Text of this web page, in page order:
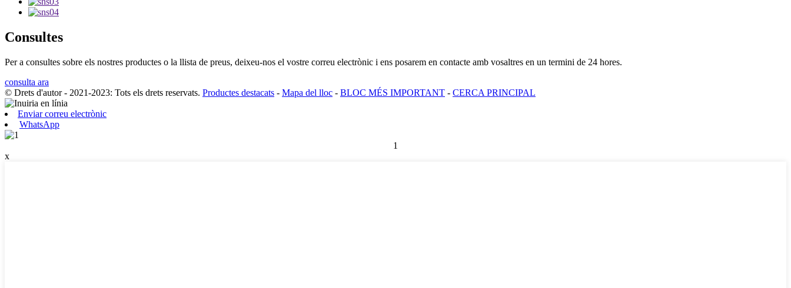
Consultes
Per a consultes sobre els nostres productes o la llista de preus, deixeu-nos el vostre correu electrònic i ens posarem en contacte amb vosaltres en un termini de 24 hores.
consulta ara
© Drets d'autor - 2021-2023: Tots els drets reservats. Productes destacats - Mapa del lloc - BLOC MÉS IMPORTANT - CERCA PRINCIPAL
Enviar correu electrònic
WhatsApp
1
x